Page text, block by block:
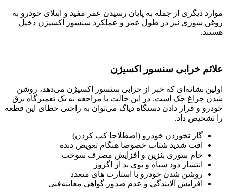
موارد دیگری از جمله به پایان رسیدن عمر مفید و ابتلای خودرو به
روغن سوزی نیز در طول عمر و عملکرد سنسور اکسیژن دخیل
هستند.
علائم خرابی سنسور اکسیژن
اولین نشانه‌ای که خبر از خرابی سنسور اکسیژن می‌دهد، روشن
شدن چراغ چک است. در این حالت با مراجعه به یک تعمیرگاه برق
خودرو و قرار دادن دستگاه دیاگ می‌توان به راحتی خطای این قطعه
را تشخیص داد.
گاز نخوردن خودرو (اصطلاحا کپ کردن)
افت شدید شتاب خصوصا هنگام تعویض دنده
خام سوزی بنزین و افزایش مصرف سوخت
انتشار دود سیاه و بوی بد از اگزوز
روشن شدن خودرو با استارت های متعدد
افزایش آلایندگی و عدم صدور گواهی معاینه‌فنی